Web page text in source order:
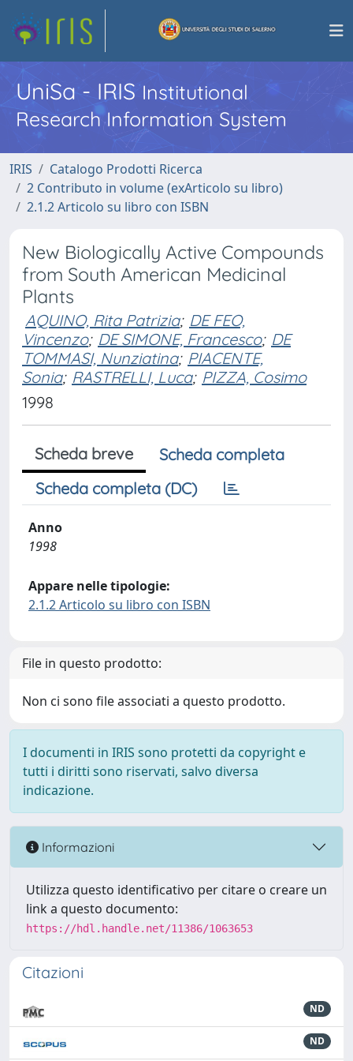
UniSa - IRISInstitutional
Research Information System
IRIS
Catalogo Prodotti Ricerca
2 Contributo in volume (exArticolo su libro)
2.1.2 Articolo su libro con ISBN
New Biologically Active Compounds
from South American Medicinal
Plants
AQUINO, Rita Patrizia; DE FEO,
Vincenzo; DE SIMONE, Francesco; DE
TOMMASI, Nunziatina; PIACENTE,
Sonia; RASTRELLI, Luca; PIZZA, Cosimo
1998
Scheda breve
Scheda completa
Scheda completa (DC)
Anno
1998
Appare nelle tipologie:
2.1.2 Articolo su libro con ISBN
File in questo prodotto:
Non ci sono file associati a questo prodotto.
I documenti in IRIS sono protetti da copyright e
tutti i diritti sono riservati, salvo diversa
indicazione.
Informazioni
Utilizza questo identificativo per citare o creare un
link a questo documento:
https://hdl.handle.net/11386/1063653
Citazioni
ND
ND